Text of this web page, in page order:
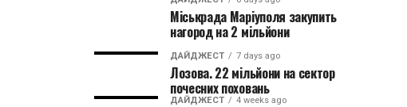
Міськрада Маріуполя закупить
нагород на 2 мільйони
ДАЙДЖЕСТ 7 days ago
Лозова. 22 мільйони на сектор
почесних поховань
ДАЙДЖЕСТ 4 weeks ago